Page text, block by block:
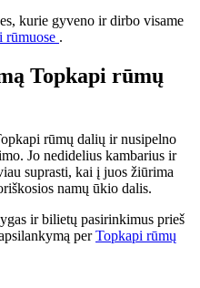
kurie gyveno ir dirbo visame
rūmuose .
Topkapi rūmų
rūmų dalių ir nusipelno
Jo nedidelius kambarius ir
suprasti, kai į juos žiūrima
namų ūkio dalis.
ir bilietų pasirinkimus prieš
perTopkapi rūmų